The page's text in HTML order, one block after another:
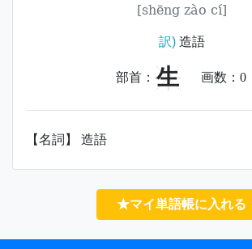
[shēng zào cí]
訳)造語
部首： 生 画数： 0
【名詞】 造語
★マイ単語帳に入れる